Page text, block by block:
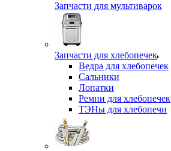
Запчасти для мультиварок
Запчасти для хлебопечек
Ведра для хлебопечек
Сальники
Лопатки
Ремни для хлебопечек
ТЭНы для хлебопечи